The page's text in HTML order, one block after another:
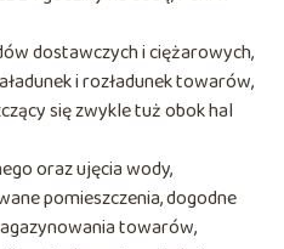
dostawczych i ciężarowych,
i rozładunek towarów,
się zwykle tuż obok hal
oraz ujęcia wody,
pomieszczenia, dogodne
towarów,